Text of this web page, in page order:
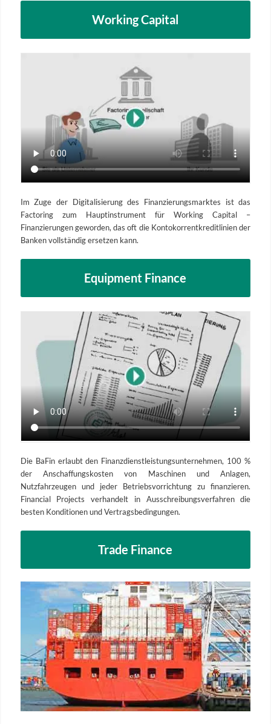
Working Capital
Im Zuge der Digitalisierung des Finanzierungsmarktes ist das
Factoring zum Hauptinstrument für Working Capital –
Finanzierungen geworden, das oft die Kontokorrent­kreditlinien der
Banken vollständig ersetzen kann.
Equipment Finance
Die BaFin erlaubt den Finanzdienstleistungsunternehmen, 100 %
der Anschaffungskosten von Maschinen und Anlagen,
Nutzfahrzeugen und jeder Betriebsvorrichtung zu finanzieren.
Financial Projects verhandelt in Ausschreibungsverfahren die
besten Konditionen und Vertragsbedingungen.
Trade Finance